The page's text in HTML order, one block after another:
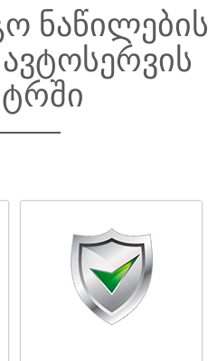
ნაწილების